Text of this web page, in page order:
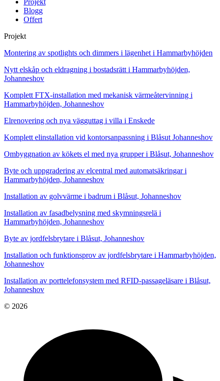
Projekt
Blogg
Offert
Projekt
Montering av spotlights och dimmers i lägenhet i Hammarbyhöjden
Nytt elskåp och eldragning i bostadsrätt i Hammarbyhöjden,
Johanneshov
Komplett FTX-installation med mekanisk värmeåtervinning i
Hammarbyhöjden, Johanneshov
Elrenovering och nya vägguttag i villa i Enskede
Komplett elinstallation vid kontorsanpassning i Blåsut Johanneshov
Ombyggnation av kökets el med nya grupper i Blåsut, Johanneshov
Byte och uppgradering av elcentral med automatsäkringar i
Hammarbyhöjden, Johanneshov
Installation av golvvärme i badrum i Blåsut, Johanneshov
Installation av fasadbelysning med skymningsrelä i
Hammarbyhöjden, Johanneshov
Byte av jordfelsbrytare i Blåsut, Johanneshov
Installation och funktionsprov av jordfelsbrytare i Hammarbyhöjden,
Johanneshov
Installation av porttelefonsystem med RFID-passageläsare i Blåsut,
Johanneshov
© 2026